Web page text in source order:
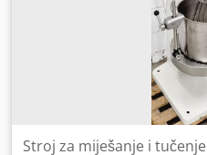
Stroj za miješanje i tučenje